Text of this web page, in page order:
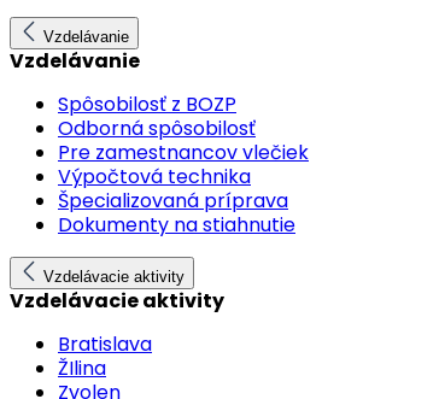
Vzdelávanie
Vzdelávanie
Spôsobilosť z BOZP
Odborná spôsobilosť
Pre zamestnancov vlečiek
Výpočtová technika
Špecializovaná príprava
Dokumenty na stiahnutie
Vzdelávacie aktivity
Vzdelávacie aktivity
Bratislava
ŽIlina
Zvolen